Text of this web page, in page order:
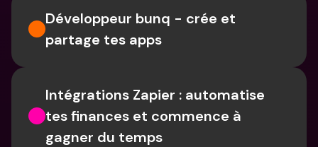
Développeur bunq - crée et
partage tes apps
Intégrations Zapier : automatise
tes finances et commence à
gagner du temps